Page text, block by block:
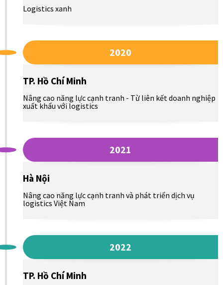
Logistics xanh
2020
TP. Hồ Chí Minh
Nâng cao năng lực cạnh tranh - Từ liên kết doanh nghiệp
xuất khẩu với logistics
2021
Hà Nội
Nâng cao năng lực cạnh tranh và phát triển dịch vụ
logistics Việt Nam
2022
TP. Hồ Chí Minh